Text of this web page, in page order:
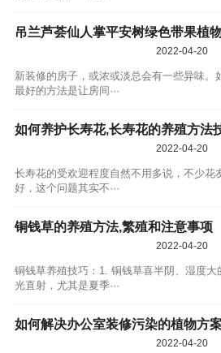
吊兰芦荟仙人掌平安树绿色带果植
2022-04-20
新装修的房子，或浓或淡总会有一些异味。
最好的方法是让房间···
如何养护长寿花,长寿花的养殖方法
2022-04-20
长寿花的受欢迎程度自然不用多说，不少花
好，这个问题其实不···
铜钱草的养殖方法,繁殖和注意事项
2022-04-20
铜钱草养殖技巧：1. 铜钱草喜半阴、湿度大
光直射，尤其是夏季···
如何解决办公室装修污染的植物方
2022-04-20